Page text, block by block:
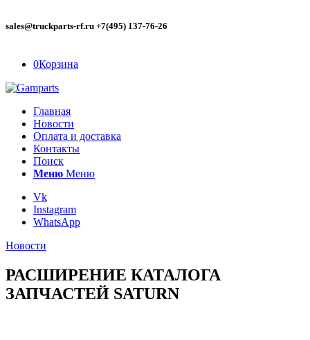
sales@truckparts-rf.ru +7(495) 137-76-26
0Корзина
Главная
Новости
Оплата и доставка
Контакты
Поиск
Меню Меню
Vk
Instagram
WhatsApp
Новости
РАСШИРЕНИЕ КАТАЛОГА
ЗАПЧАСТЕЙ SATURN